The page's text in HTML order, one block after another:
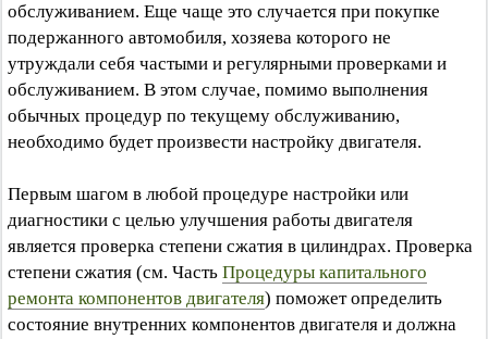
обслуживанием. Еще чаще это случается при покупке
подержанного автомобиля, хозяева которого не
утруждали себя частыми и регулярными проверками и
обслуживанием. В этом случае, помимо выполнения
обычных процедур по текущему обслуживанию,
необходимо будет произвести настройку двигателя.
Первым шагом в любой процедуре настройки или
диагностики с целью улучшения работы двигателя
является проверка степени сжатия в цилиндрах. Проверка
степени сжатия (см. Часть Процедуры капитального
ремонта компонентов двигателя) поможет определить
состояние внутренних компонентов двигателя и должна